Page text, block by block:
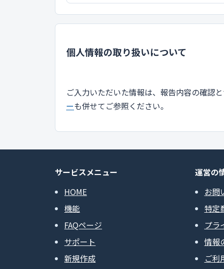
個人情報の取り扱いについて
ご入力いただいた情報は、報告内容の確認
ーも併せてご参照ください。
サービスメニュー
HOME
機能
FAQページ
サポート
新規作成
運営の
お問
特定
プラ
情報
ご利